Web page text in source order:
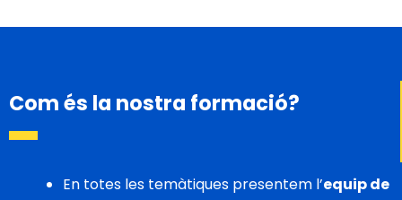
Com és la nostra formació?
En totes les temàtiques presentem l’equip de